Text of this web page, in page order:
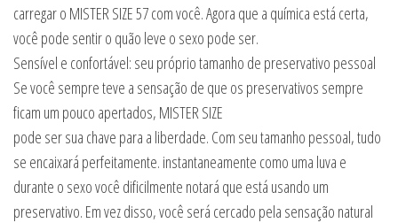
carregar o MISTER SIZE 57 com você. Agora que a química está certa,
você pode sentir o quão leve o sexo pode ser.
Sensível e confortável: seu próprio tamanho de preservativo pessoal
Se você sempre teve a sensação de que os preservativos sempre
ficam um pouco apertados, MISTER SIZE
pode ser sua chave para a liberdade. Com seu tamanho pessoal, tudo
se encaixará perfeitamente. instantaneamente como uma luva e
durante o sexo você dificilmente notará que está usando um
preservativo. Em vez disso, você será cercado pela sensação natural